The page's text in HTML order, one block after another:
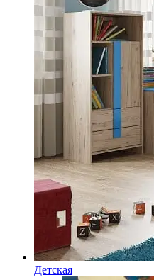
Детская